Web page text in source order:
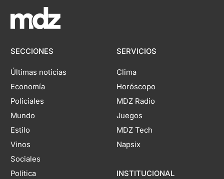
SECCIONES
Últimas noticias
Economía
Policiales
Mundo
Estilo
Vinos
Sociales
Política
SERVICIOS
Clima
Horóscopo
MDZ Radio
Juegos
MDZ Tech
Napsix
INSTITUCIONAL